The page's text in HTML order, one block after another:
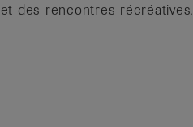
des rencontres récréatives.